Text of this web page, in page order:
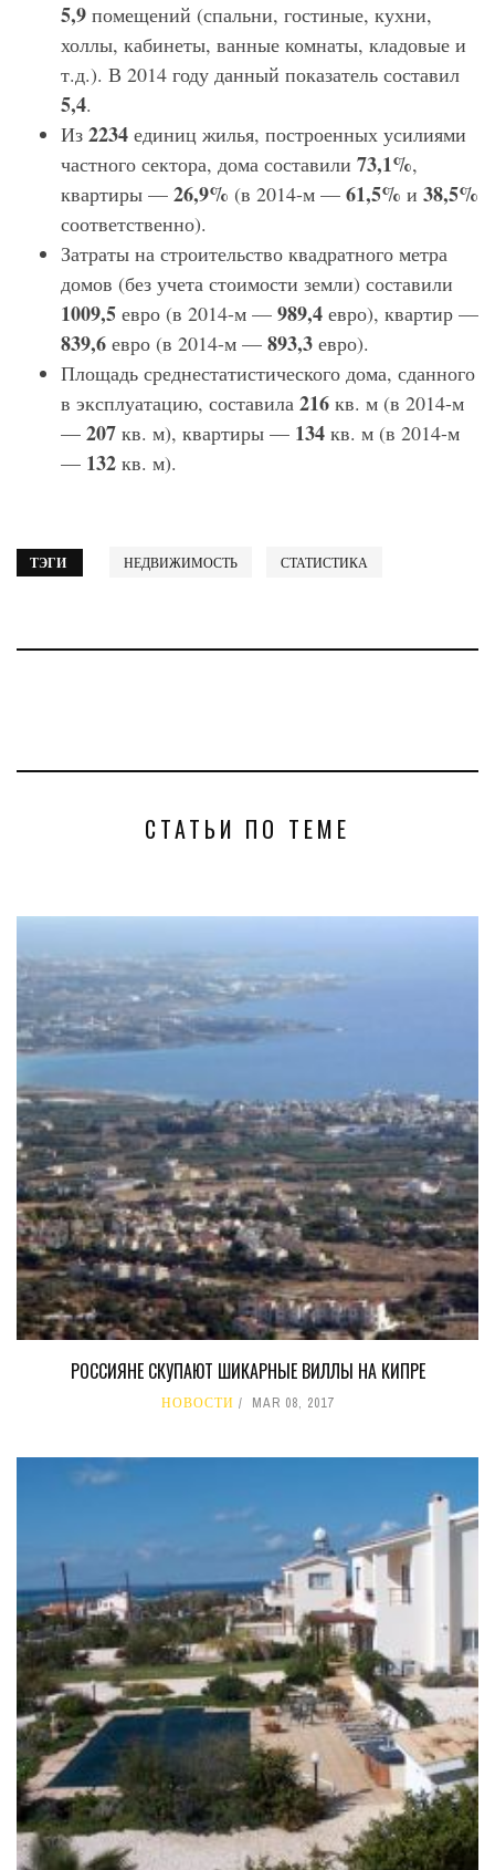
5,9 помещений (спальни, гостиные, кухни,
холлы, кабинеты, ванные комнаты, кладовые и
т.д.). В 2014 году данный показатель составил
5,4.
Из 2234 единиц жилья, построенных усилиями
частного сектора, дома составили 73,1%,
квартиры — 26,9% (в 2014-м — 61,5% и 38,5%
соответственно).
Затраты на строительство квадратного метра
домов (без учета стоимости земли) составили
1009,5 евро (в 2014-м — 989,4 евро), квартир —
839,6 евро (в 2014-м — 893,3 евро).
Площадь среднестатистического дома, сданного
в эксплуатацию, составила 216 кв. м (в 2014-м
— 207 кв. м), квартиры — 134 кв. м (в 2014-м
— 132 кв. м).
ТЭГИ НЕДВИЖИМОСТЬ СТАТИСТИКА
СТАТЬИ ПО ТЕМЕ
РОССИЯНЕ СКУПАЮТ ШИКАРНЫЕ ВИЛЛЫ НА КИПРЕ
НОВОСТИ MAR 08, 2017